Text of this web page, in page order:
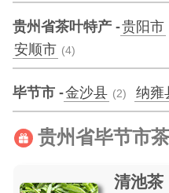
贵州省茶叶特产 -贵阳市
安顺市 (4)
毕节市 -金沙县 (2) 纳雍
贵州省毕节市
清池茶